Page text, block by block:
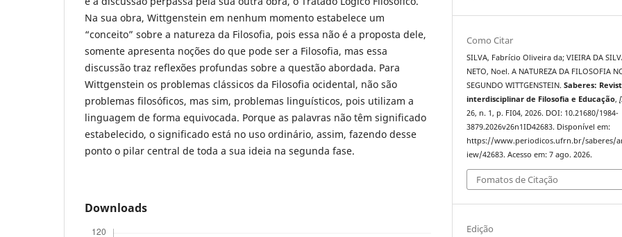
Na sua obra, Wittgenstein em nenhum momento estabelece um
“conceito” sobre a natureza da Filosofia, pois essa não é a proposta dele,
somente apresenta noções do que pode ser a Filosofia, mas essa
discussão traz reflexões profundas sobre a questão abordada. Para
Wittgenstein os problemas clássicos da Filosofia ocidental, não são
problemas filosóficos, mas sim, problemas linguísticos, pois utilizam a
linguagem de forma equivocada. Porque as palavras não têm significado
estabelecido, o significado está no uso ordinário, assim, fazendo desse
ponto o pilar central de toda a sua ideia na segunda fase.
Downloads
Como Citar
SILVA, Fabrício Oliveira da; VIEIRA DA
NETO, Noel. A NATUREZA DA FILOSOFIA
SEGUNDO WITTGENSTEIN.Saberes:
interdisciplinar de Filosofia e Educação,
26, n. 1, p. FI04, 2026. DOI: 10.21680/1984-
3879.2026v26n1ID42683. Disponível em:
https://www.periodicos.ufrn.br/saberes/
iew/42683. Acesso em: 7 ago. 2026.
Fomatos de Citação
Edição